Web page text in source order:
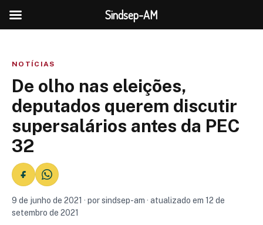
NOTÍCIAS
De olho nas eleições,
deputados querem discutir
supersalários antes da PEC
32
9 de junho de 2021 · por sindsep-am · atualizado em 12 de
setembro de 2021
Sindsep-AM